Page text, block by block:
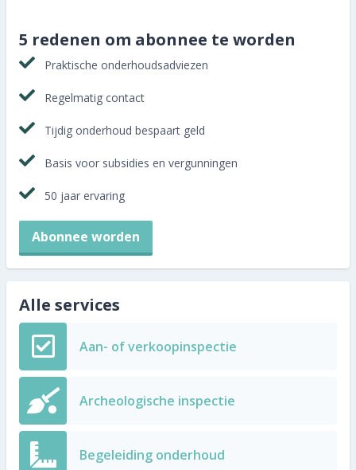
5 redenen om abonnee te worden
Praktische onderhoudsadviezen
Regelmatig contact
Tijdig onderhoud bespaart geld
Basis voor subsidies en vergunningen
50 jaar ervaring
Abonnee worden
Alle services
Aan- of verkoopinspectie
Archeologische inspectie
Begeleiding onderhoud